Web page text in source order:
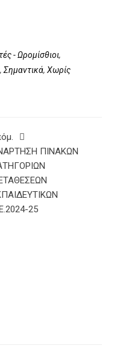
- Ωρομίσθιοι,
, Σημαντικά, Χωρίς
ΠΙΝΑΚΩΝ
25